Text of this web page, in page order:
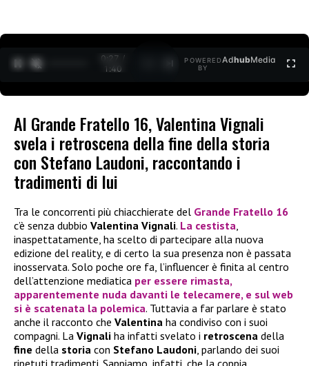
0:27 /
1:40
POWERED
BY
AdhubMedia
Al Grande Fratello 16, Valentina Vignali
svela i retroscena della fine della storia
con Stefano Laudoni, raccontando i
tradimenti di lui
Tra le concorrenti più chiacchierate del Grande Fratello 16
c’è senza dubbio Valentina Vignali. La cestista,
inaspettatamente, ha scelto di partecipare alla nuova
edizione del reality, e di certo la sua presenza non è passata
inosservata. Solo poche ore fa, l’influencer è finita al centro
dell’attenzione mediatica per essere rimasta,
apparentemente nuda davanti le telecamere, e sul web
si è scatenata la polemica. Tuttavia a far parlare è stato
anche il racconto che Valentina ha condiviso con i suoi
compagni. La Vignali ha infatti svelato i retroscena della
fine della storia con Stefano Laudoni, parlando dei suoi